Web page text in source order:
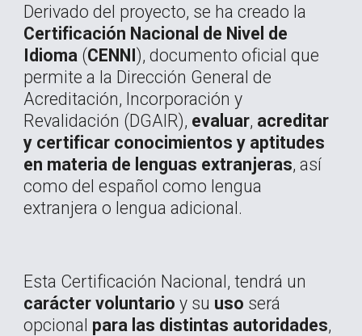
Derivado del proyecto, se ha creado la
Certificación Nacional de Nivel de
Idioma (CENNI), documento oficial que
permite a la Dirección General de
Acreditación, Incorporación y
Revalidación (DGAIR), evaluar, acreditar
y certificar conocimientos y aptitudes
en materia de lenguas extranjeras, así
como del español como lengua
extranjera o lengua adicional.
Esta Certificación Nacional, tendrá un
carácter voluntario y su uso será
opcional para las distintas autoridades,